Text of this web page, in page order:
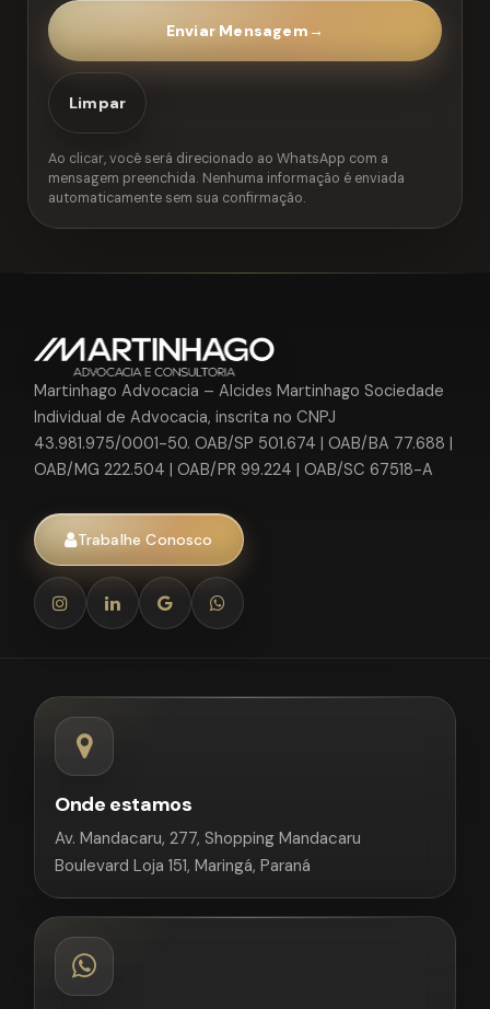
Enviar Mensagem →
Limpar
Ao clicar, você será direcionado ao WhatsApp com a
mensagem preenchida. Nenhuma informação é enviada
automaticamente sem sua confirmação.
Martinhago Advocacia – Alcides Martinhago Sociedade
Individual de Advocacia, inscrita no CNPJ
43.981.975/0001-50. OAB/SP 501.674 | OAB/BA 77.688 |
OAB/MG 222.504 | OAB/PR 99.224 | OAB/SC 67518-A
Trabalhe Conosco
Onde estamos
Av. Mandacaru, 277, Shopping Mandacaru
Boulevard Loja 151, Maringá, Paraná